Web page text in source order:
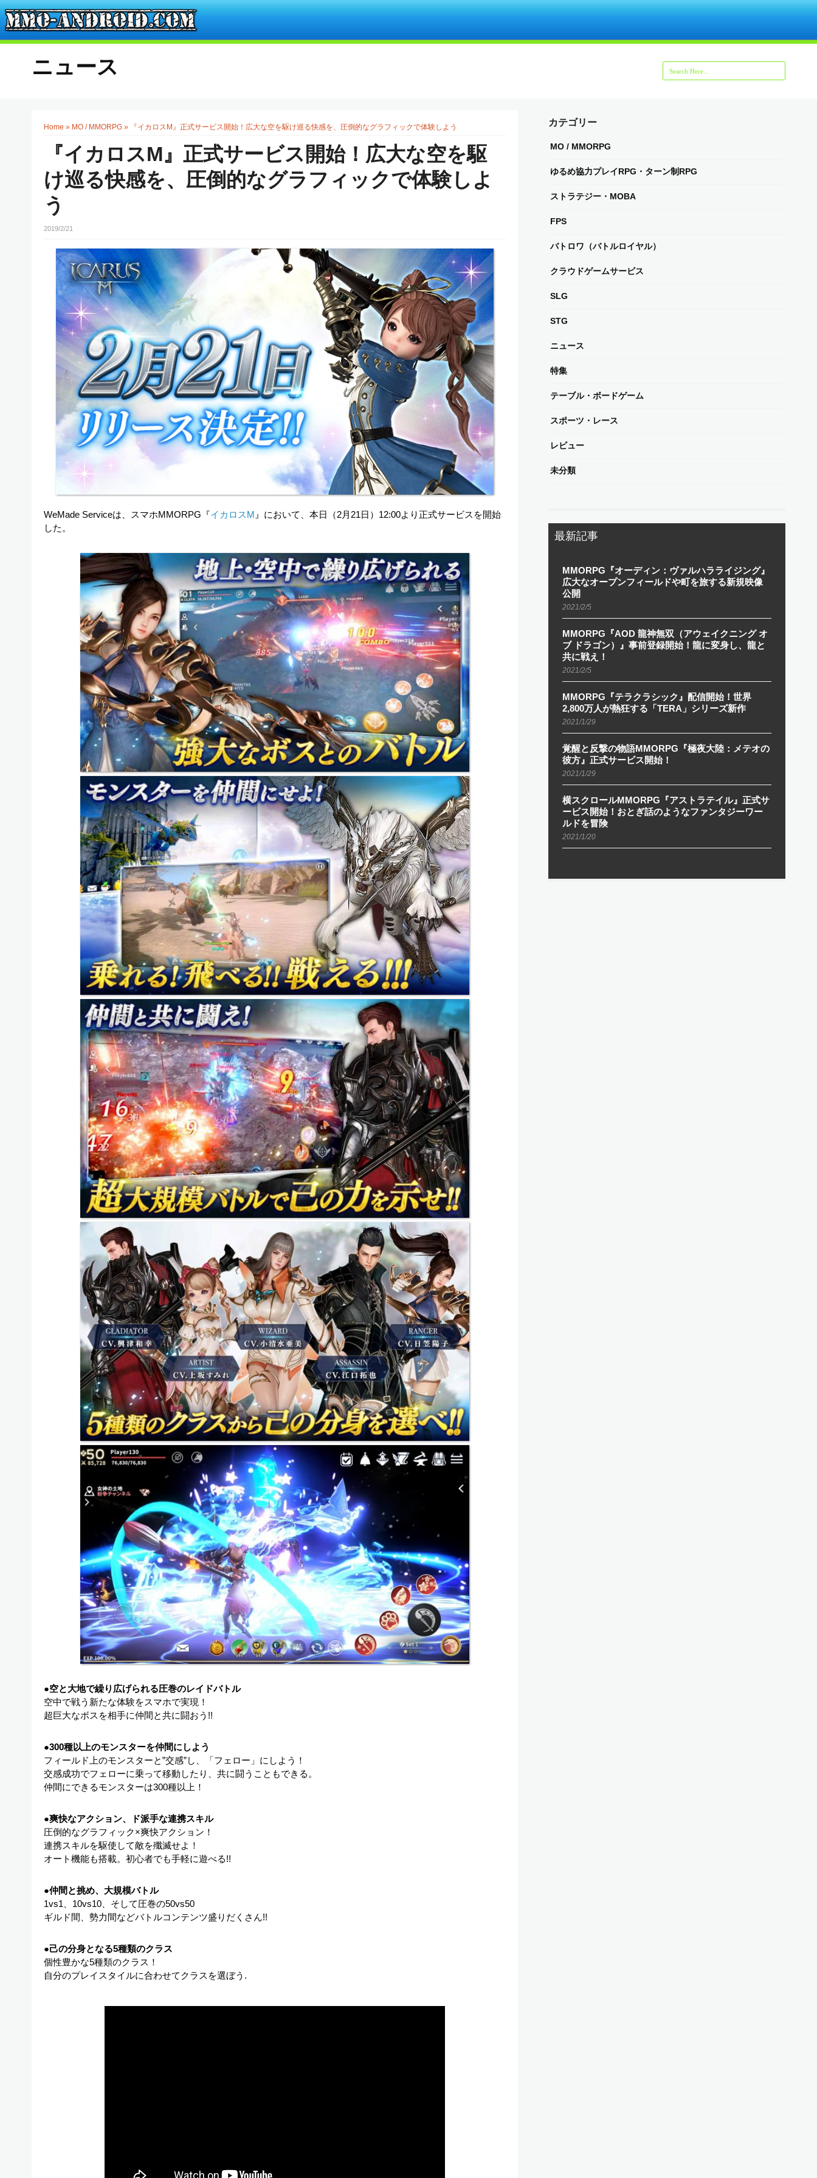
ニュース
Home » MO / MMORPG » 『イカロスM』正式サービス開始！広大な空を駆け巡る快感を、圧倒的なグラフィックで体験しよう
『イカロスM』正式サービス開始！広大な空を駆
け巡る快感を、圧倒的なグラフィックで体験しよ
う
2019/2/21
WeMade Serviceは、スマホMMORPG『イカロスM 』において、本日（2月21日）12:00より正式サービスを開始
した。
●空と大地で繰り広げられる圧巻のレイドバトル
空中で戦う新たな体験をスマホで実現！
超巨大なボスを相手に仲間と共に闘おう!!
●300種以上のモンスターを仲間にしよう
フィールド上のモンスターと”交感”し、「フェロー」にしよう！
交感成功でフェローに乗って移動したり、共に闘うこともできる。
仲間にできるモンスターは300種以上！
●爽快なアクション、ド派手な連携スキル
圧倒的なグラフィック×爽快アクション！
連携スキルを駆使して敵を殲滅せよ！
オート機能も搭載。初心者でも手軽に遊べる!!
●仲間と挑め、大規模バトル
1vs1、10vs10、そして圧巻の50vs50
ギルド間、勢力間などバトルコンテンツ盛りだくさん!!
●己の分身となる5種類のクラス
個性豊かな5種類のクラス！
自分のプレイスタイルに合わせてクラスを選ぼう.
カテゴリー
MO / MMORPG
ゆるめ協力プレイRPG・ターン制RPG
ストラテジー・MOBA
FPS
バトロワ（バトルロイヤル）
クラウドゲームサービス
SLG
STG
ニュース
特集
テーブル・ボードゲーム
スポーツ・レース
レビュー
未分類
最新記事
MMORPG『オーディン：ヴァルハラライジング』
広大なオープンフィールドや町を旅する新規映像
公開
2021/2/5
MMORPG『AOD 龍神無双（アウェイクニング オ
ブ ドラゴン）』事前登録開始！龍に変身し、龍と
共に戦え！
2021/2/5
MMORPG『テラクラシック』配信開始！世界
2,800万人が熱狂する「TERA」シリーズ新作
2021/1/29
覚醒と反撃の物語MMORPG『極夜大陸：メテオの
彼方』正式サービス開始！
2021/1/29
横スクロールMMORPG『アストラテイル』正式サ
ービス開始！おとぎ話のようなファンタジーワー
ルドを冒険
2021/1/20